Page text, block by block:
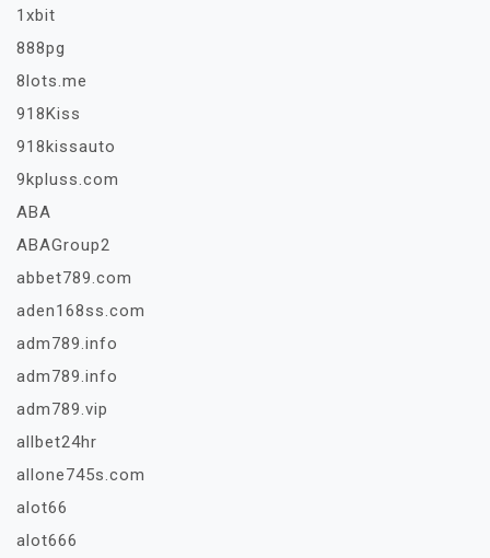
1xbit
888pg
8lots.me
918Kiss
918kissauto
9kpluss.com
ABA
ABAGroup2
abbet789.com
aden168ss.com
adm789.info
adm789.info
adm789.vip
allbet24hr
allone745s.com
alot66
alot666